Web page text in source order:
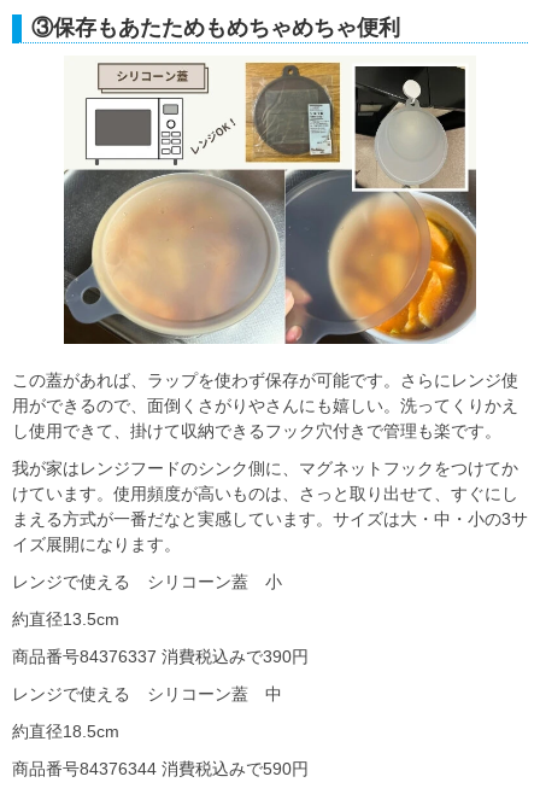
③保存もあたためもめちゃめちゃ便利
この蓋があれば、ラップを使わず保存が可能です。さらにレンジ使
用ができるので、面倒くさがりやさんにも嬉しい。洗ってくりかえ
し使用できて、掛けて収納できるフック穴付きで管理も楽です。
我が家はレンジフードのシンク側に、マグネットフックをつけてか
けています。使用頻度が高いものは、さっと取り出せて、すぐにし
まえる方式が一番だなと実感しています。サイズは大・中・小の3サ
イズ展開になります。
レンジで使える シリコーン蓋 小
約直径13.5cm
商品番号84376337 消費税込みで390円
レンジで使える シリコーン蓋 中
約直径18.5cm
商品番号84376344 消費税込みで590円